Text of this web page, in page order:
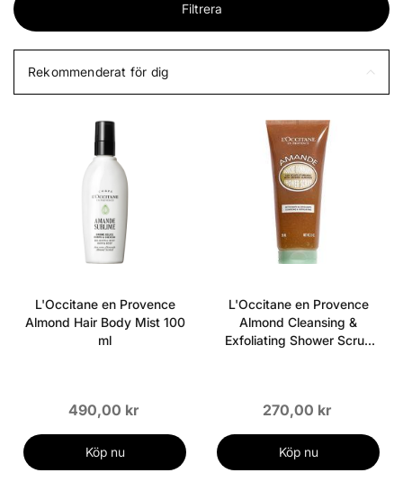
Filtrera
Rekommenderat för dig
L'Occitane en Provence
Almond Hair Body Mist 100
ml
490,00 kr
Köp nu
L'Occitane en Provence
Almond Cleansing &
Exfoliating Shower Scrub
270,00 kr
Köp nu